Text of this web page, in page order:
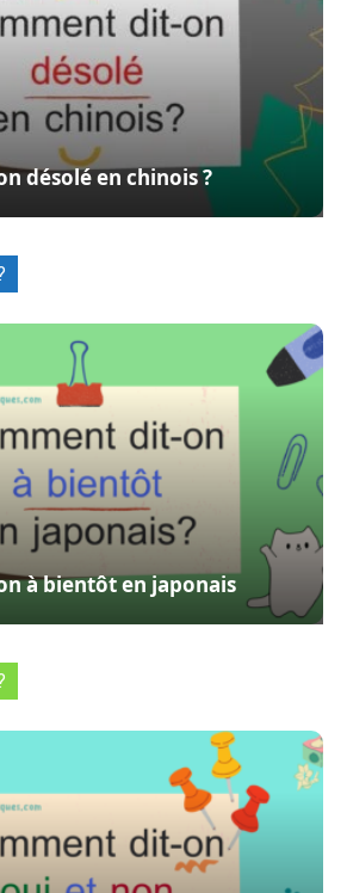
désolé en chinois ?
à bientôt en japonais